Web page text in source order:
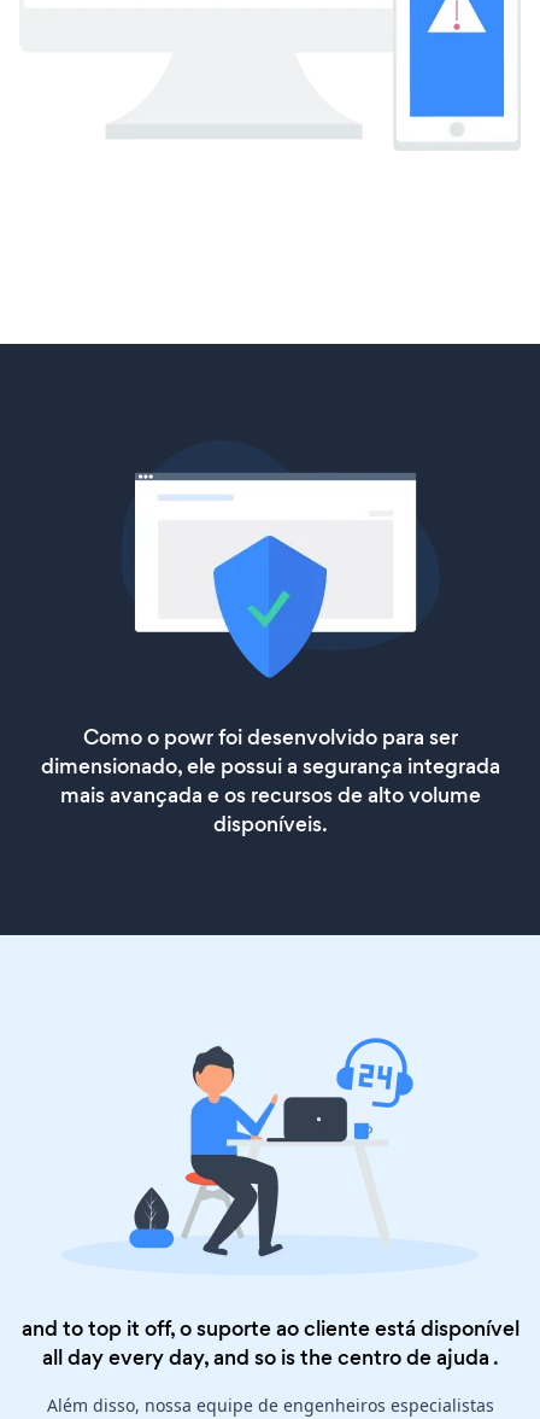
Como o powr foi desenvolvido para ser
dimensionado, ele possui a segurança integrada
mais avançada e os recursos de alto volume
disponíveis.
and to top it off, o suporte ao cliente está disponível
all day every day, and so is thecentro de ajuda .
Além disso, nossa equipe de engenheiros especialistas